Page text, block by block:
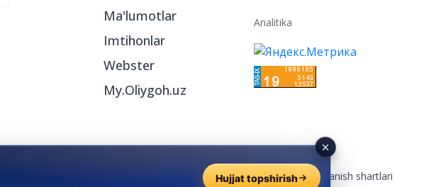
Ma'lumotlar
Imtihonlar
Webster
My.Oliygoh.uz
Analitika
Reklama/Foydalanish shartlari
Hujjat topshirish